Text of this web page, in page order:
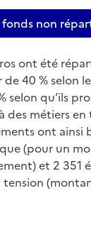
fonds non
ont été
40 % selon
selon qu’ils
métiers en
ont ainsi
(pour un
et 2 351